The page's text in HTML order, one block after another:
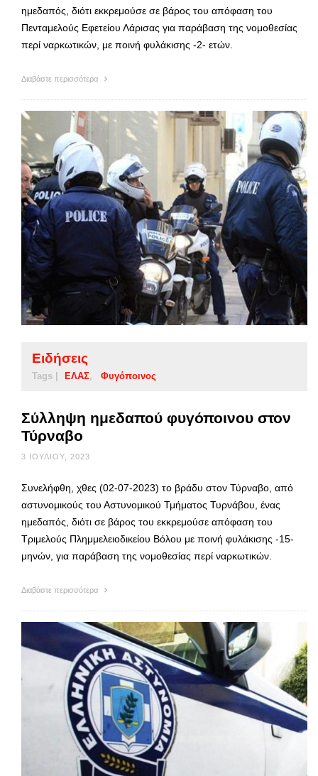
ημεδαπός, διότι εκκρεμούσε σε βάρος του απόφαση του
Πενταμελούς Εφετείου Λάρισας για παράβαση της νομοθεσίας
περί ναρκωτικών, με ποινή φυλάκισης -2- ετών.
Διαβάστε περισσότερα
Ειδήσεις
Tags | ΕΛΑΣ Φυγόποινος
Σύλληψη ημεδαπού φυγόποινου στον
Τύρναβο
3 ΙΟΥΛΊΟΥ, 2023
Συνελήφθη, χθες (02-07-2023) το βράδυ στον Τύρναβο, από
αστυνομικούς του Αστυνομικού Τμήματος Τυρνάβου, ένας
ημεδαπός, διότι σε βάρος του εκκρεμούσε απόφαση του
Τριμελούς Πλημμελειοδικείου Βόλου με ποινή φυλάκισης -15-
μηνών, για παράβαση της νομοθεσίας περί ναρκωτικών.
Διαβάστε περισσότερα